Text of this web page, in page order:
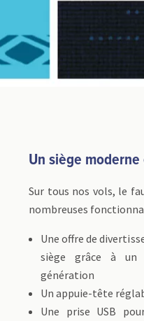
Un siège
Sur tous nos vols, le
nombreuses
Une offre de
siège grâce à un
génération
Un appuie-tête
Une prise USB